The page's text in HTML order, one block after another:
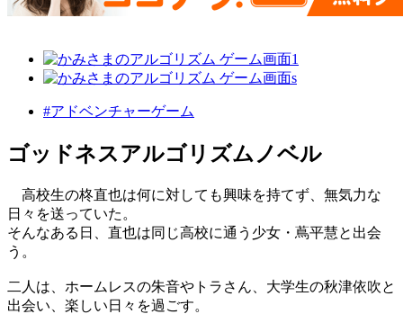
#アドベンチャーゲーム
ゴッドネスアルゴリズムノベル
高校生の柊直也は何に対しても興味を持てず、無気力な
日々を送っていた。
そんなある日、直也は同じ高校に通う少女・蔦平慧と出会
う。
二人は、ホームレスの朱音やトラさん、大学生の秋津依吹と
出会い、楽しい日々を過ごす。